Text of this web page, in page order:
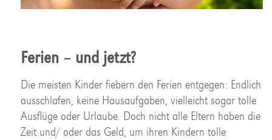
Ferien – und jetzt?
Die meisten Kinder fiebern den Ferien entgegen: Endlich
ausschlafen, keine Hausaufgaben, vielleicht sogar tolle
Ausflüge oder Urlaube. Doch nicht alle Eltern haben die
Zeit und/ oder das Geld, um ihren Kindern tolle